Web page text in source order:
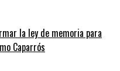
la ley de memoria para
Caparrós